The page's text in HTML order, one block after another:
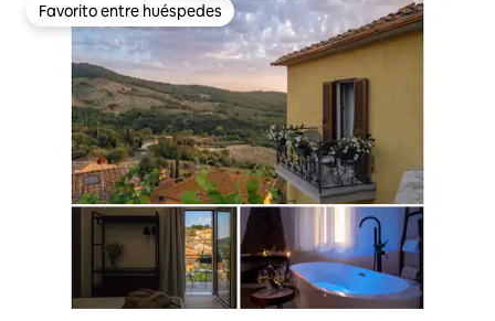
Favorito entre huéspedes
Favorito entre huéspedes